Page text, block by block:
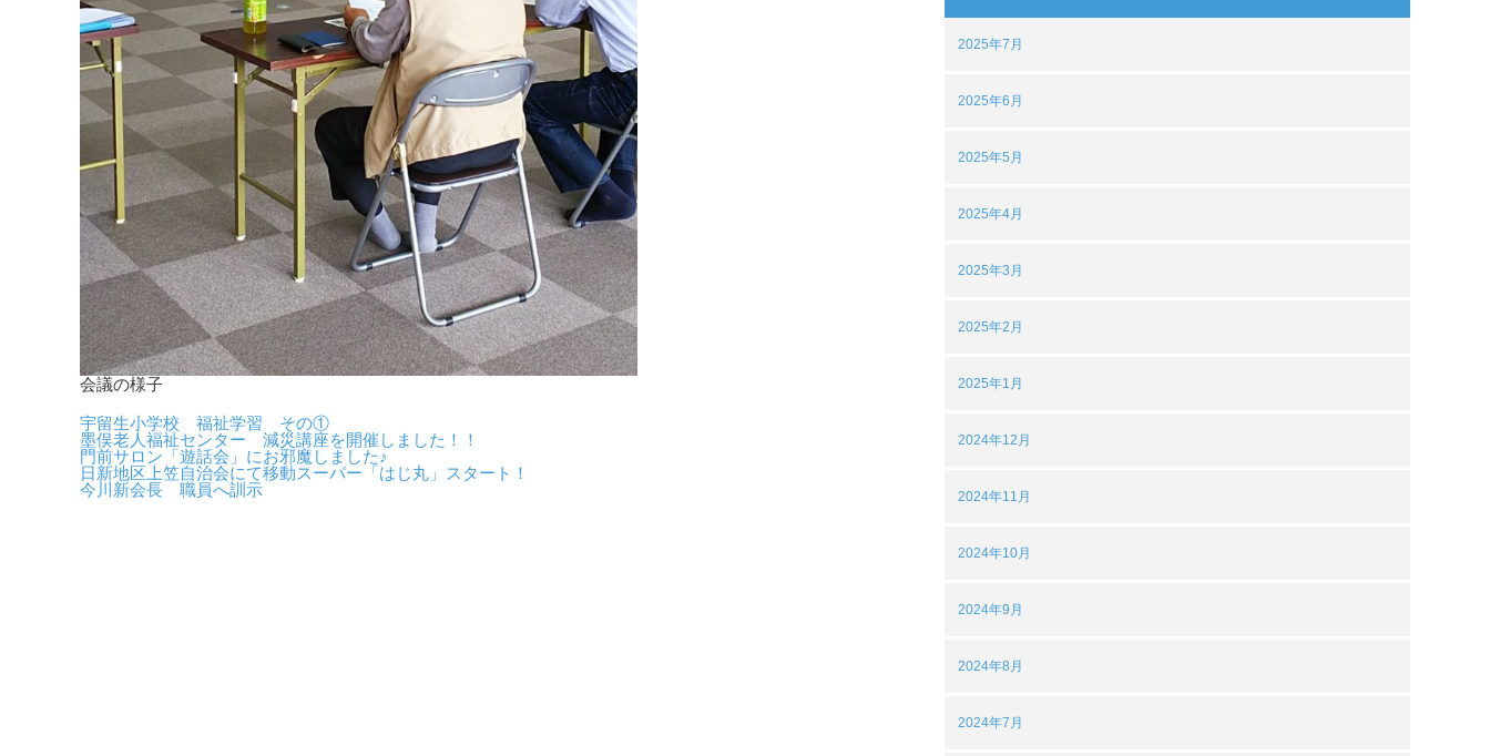
会議の様子
宇留生小学校 福祉学習 その①
墨俣老人福祉センター 減災講座を開催しました！！
門前サロン「遊話会」にお邪魔しました♪
日新地区上笠自治会にて移動スーパー「はじ丸」スタート！
今川新会長 職員へ訓示
2025年7月
2025年6月
2025年5月
2025年4月
2025年3月
2025年2月
2025年1月
2024年12月
2024年11月
2024年10月
2024年9月
2024年8月
2024年7月